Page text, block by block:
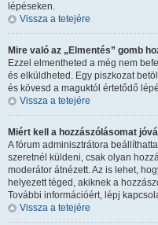
lépéseken.
Vissza a tetejére
Mire való az „Elmentés” gomb
Ezzel elmentheted a még nem
és elküldheted. Egy piszkozat
és kövesd a maguktól értetődő
Vissza a tetejére
Miért kell a hozzászólásomat
A fórum adminisztrátora
szeretnél küldeni, csak olyan
moderátor átnézett. Az is lehet,
helyezett téged, akiknek a
További információért, lépj
Vissza a tetejére